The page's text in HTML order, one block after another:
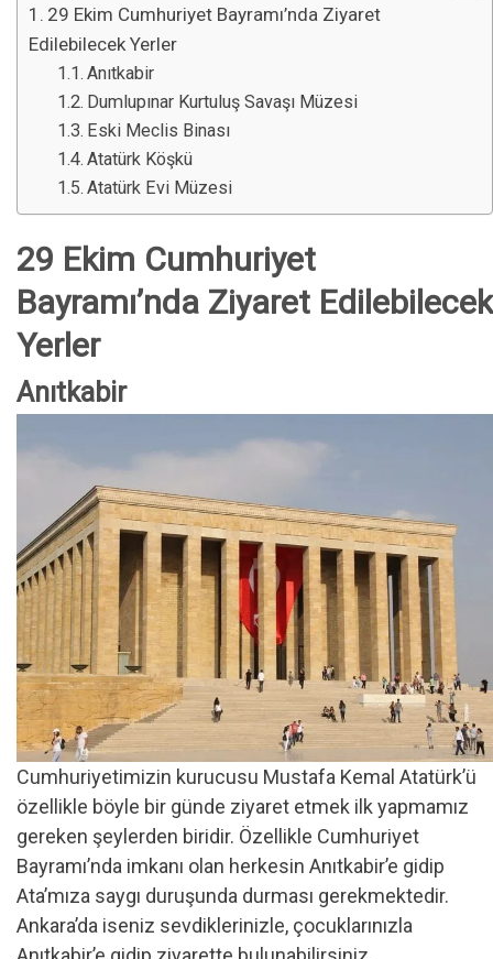
29 Ekim Cumhuriyet Bayramı’nda Ziyaret
Edilebilecek Yerler
Anıtkabir
Dumlupınar Kurtuluş Savaşı Müzesi
Eski Meclis Binası
Atatürk Köşkü
Atatürk Evi Müzesi
29 Ekim Cumhuriyet
Bayramı’nda Ziyaret Edilebilecek
Yerler
Anıtkabir
Cumhuriyetimizin kurucusu Mustafa Kemal Atatürk’ü
özellikle böyle bir günde ziyaret etmek ilk yapmamız
gereken şeylerden biridir. Özellikle Cumhuriyet
Bayramı’nda imkanı olan herkesin Anıtkabir’e gidip
Ata’mıza saygı duruşunda durması gerekmektedir.
Ankara’da iseniz sevdiklerinizle, çocuklarınızla